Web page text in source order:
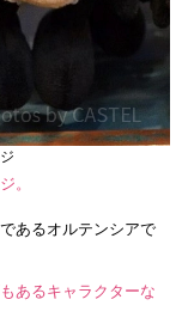
。
あるオルテンシアで
あるキャラクターな